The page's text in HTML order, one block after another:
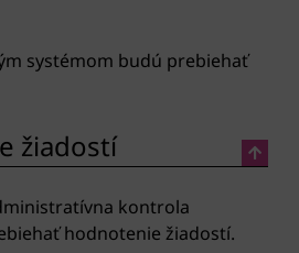
systémom budú prebiehať
žiadostí
kontrola
hodnotenie žiadostí.